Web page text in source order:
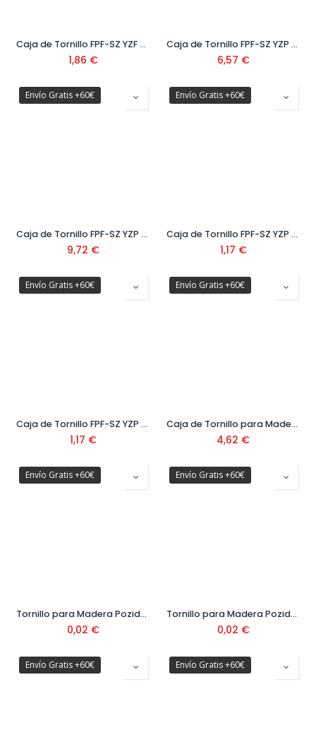
Caja de Tornillo FPF-SZ YZF BB2
1,86 €
Caja de Tornillo FPF-SZ YZP 200
6,57 €
Envío Gratis +60€
Caja de Tornillo FPF-SZ YZP 300
9,72 €
Envío Gratis +60€
Caja de Tornillo FPF-SZ YZP BB2
1,17 €
Envío Gratis +60€
Caja de Tornillo FPF-SZ YZP YZP BB1
1,17 €
Envío Gratis +60€
Caja de Tornillo para Madera Pozidrive Cabeza Avellanda DIN 7505
4,62 €
Envío Gratis +60€
Tornillo para Madera Pozidrive Cabeza Avellanada DIN 7505 Ø2,5 mm
0,02 €
Envío Gratis +60€
Tornillo para Madera Pozidrive Cabeza Avellanada DIN 7505 Ø3 mm
0,02 €
Envío Gratis +60€ Envío Gratis +60€